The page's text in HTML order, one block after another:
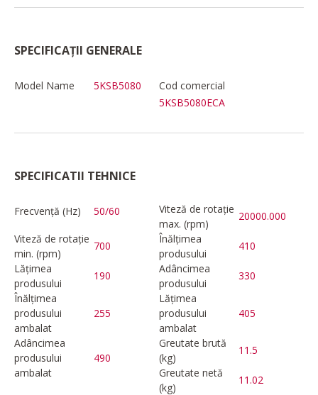
SPECIFICAȚII GENERALE
Model Name 5KSB5080
Cod comercial
5KSB5080ECA
SPECIFICATII TEHNICE
Frecvență (Hz) 50/60
Viteză de rotație
max. (rpm)
20000.000
Viteză de rotație
min. (rpm)
700
Înălțimea
produsului
410
Lățimea
produsului
190
Adâncimea
produsului
330
Înălțimea
produsului
ambalat
255
Lățimea
produsului
ambalat
405
Adâncimea
produsului
ambalat
490
Greutate brută
(kg)
11.5
Greutate netă
(kg)
11.02